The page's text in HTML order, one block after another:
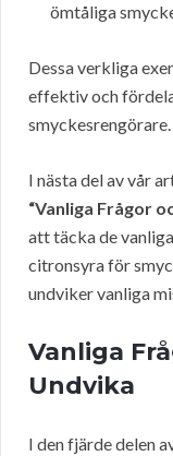
ömtåliga
Dessa verkliga
effektiv och
smyckesrengörare.
I nästa del av vår
“Vanliga Frågor
att täcka de
citronsyra för
undviker vanliga
Vanliga
Undvika
I den fjärde delen